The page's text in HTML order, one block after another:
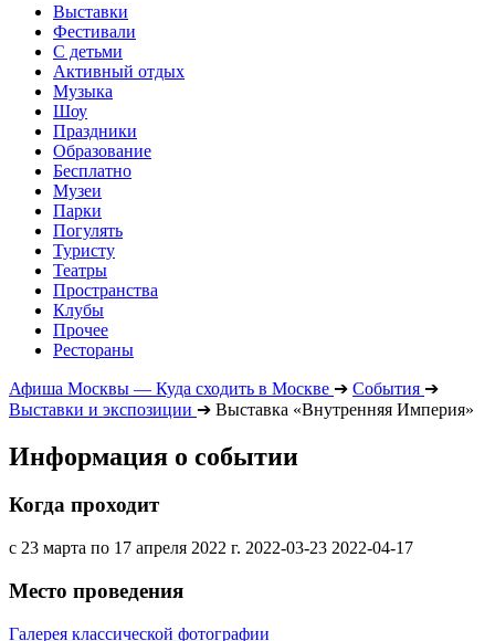
Выставки
Фестивали
С детьми
Активный отдых
Музыка
Шоу
Праздники
Образование
Бесплатно
Музеи
Парки
Погулять
Туристу
Театры
Пространства
Клубы
Прочее
Рестораны
Афиша Москвы — Куда сходить в Москве ➔ События ➔
Выставки и экспозиции ➔ Выставка «Внутренняя Империя»
Информация о событии
Когда проходит
с 23 марта по 17 апреля 2022 г. 2022-03-23 2022-04-17
Место проведения
Галерея классической фотографии